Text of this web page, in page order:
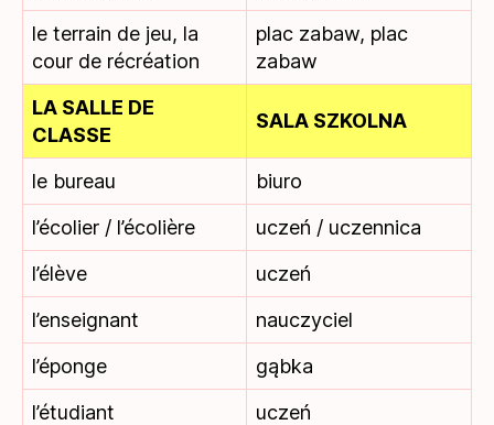
le terrain de jeu, la
cour de récréation
plac zabaw, plac
zabaw
LA SALLE DE
CLASSE
SALA SZKOLNA
le bureau
biuro
l’écolier / l’écolière
uczeń / uczennica
l’élève
uczeń
l’enseignant
nauczyciel
l’éponge
gąbka
l’étudiant
uczeń